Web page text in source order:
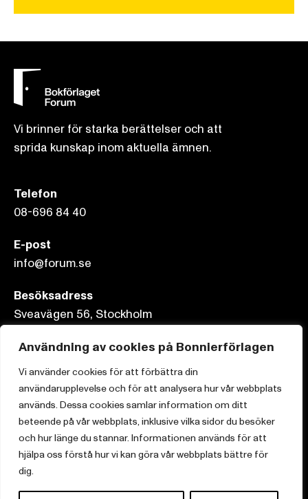
Användning av cookies på Bonnierförlagen
Vi använder cookies för att förbättra din
användarupplevelse och för att analysera hur vår webbplats
används. Dessa cookies samlar information om ditt
beteende på vår webbplats, inklusive vilka sidor du besöker
och hur länge du stannar. Informationen används för att
hjälpa oss förstå hur vi kan göra vår webbplats bättre för
dig.
Vi brinner för starka berättelser och att
sprida kunskap inom aktuella ämnen.
Telefon
08-696 84 40
E-post
info@forum.se
Besöksadress
Sveavägen 56, Stockholm
Postadress
Box 3159, 103 63 Stockholm
Om Bonnierförlagen
Cookies
Integritetspolicy